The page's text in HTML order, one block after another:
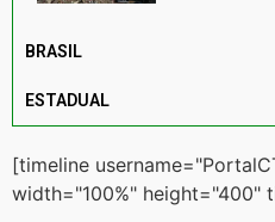
BRASIL
ESTADUAL
[timeline
width="100%" height="400"